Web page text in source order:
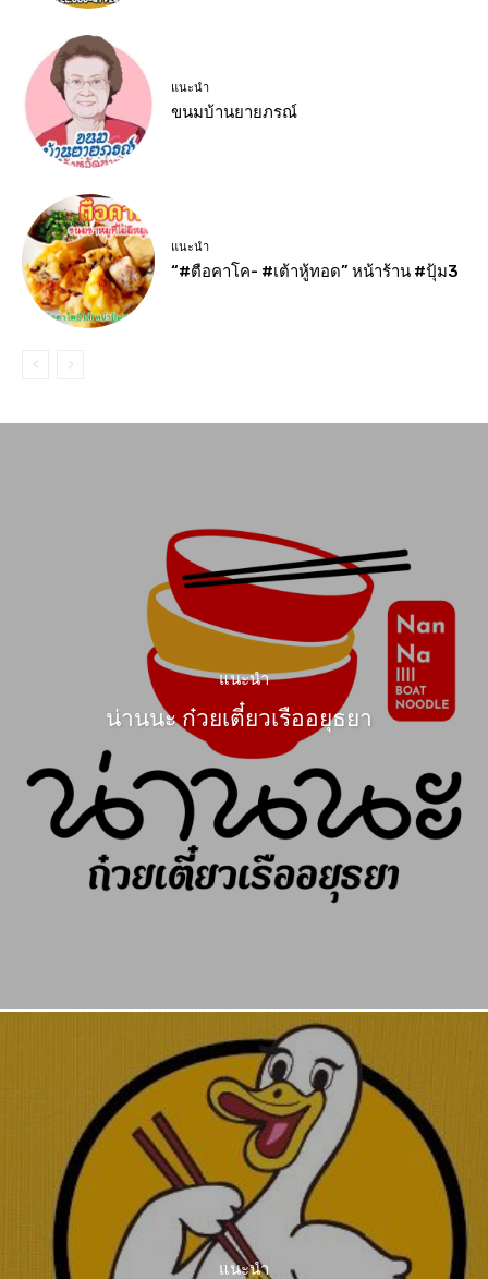
แนะนำ
ขนมบ้านยายภรณ์
แนะนำ
“#ตือคาโค- #เต้าหู้ทอด” หน้าร้าน #ปุ้ม3
แนะนำ
น่านนะ ก๋วยเตี๋ยวเรืออยุธยา
แนะนำ